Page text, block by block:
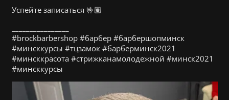
Успейте записаться 🤟🏽
#brockbarbershop #барбер #барбершопминск
#минсккурсы #тцзамок #барберминск2021
#минсккрасота #стрижканамолодежной #минск2021
#минсккурсы